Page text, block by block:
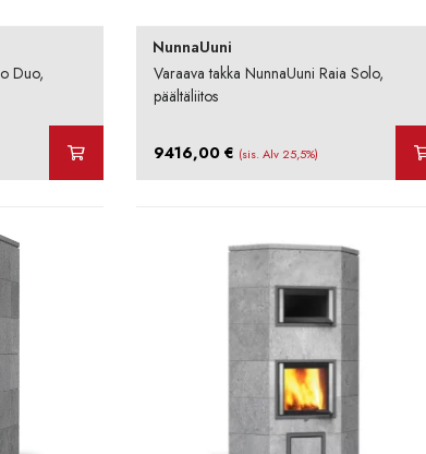
Duo,
NunnaUuni
Varaava takka NunnaUuni Raia Solo,
päältäliitos
9416,00 € (sis. Alv 25,5%)